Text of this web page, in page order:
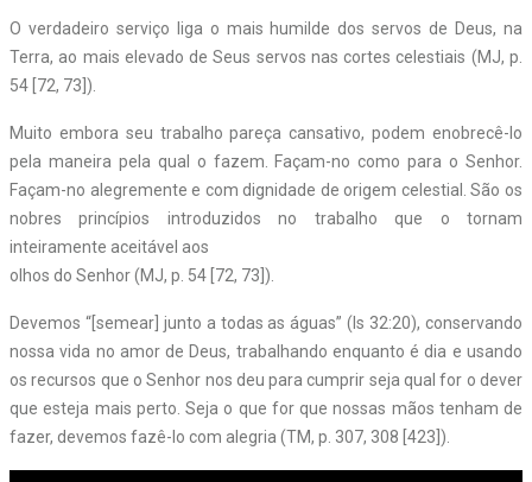
O verdadeiro serviço liga o mais humilde dos servos de Deus, na
Terra, ao mais elevado de Seus servos nas cortes celestiais (MJ, p.
54 [72, 73]).
Muito embora seu trabalho pareça cansativo, podem enobrecê-lo
pela maneira pela qual o fazem. Façam-no como para o Senhor.
Façam-no alegremente e com dignidade de origem celestial. São os
nobres princípios introduzidos no trabalho que o tornam
inteiramente aceitável aos
olhos do Senhor (MJ, p. 54 [72, 73]).
Devemos “[semear] junto a todas as águas” (Is 32:20), conservando
nossa vida no amor de Deus, trabalhando enquanto é dia e usando
os recursos que o Senhor nos deu para cumprir seja qual for o dever
que esteja mais perto. Seja o que for que nossas mãos tenham de
fazer, devemos fazê-lo com alegria (TM, p. 307, 308 [423]).